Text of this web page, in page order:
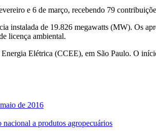
e 6 de março, recebendo 79
instalada de 19.826 megawatts (MW). Os
licença ambiental.
Elétrica (CCEE), em São Paulo. O
de 2016
nacional a produtos agropecuários